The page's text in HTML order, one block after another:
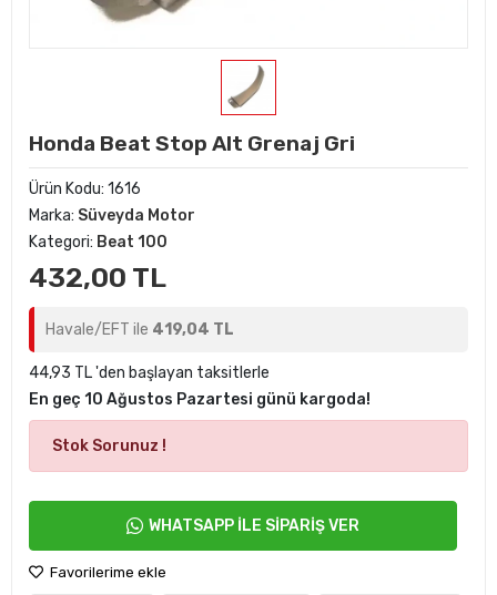
Honda Beat Stop Alt Grenaj Gri
Ürün Kodu: 1616
Marka: Süveyda Motor
Kategori: Beat 100
432,00 TL
Havale/EFT ile 419,04 TL
44,93 TL 'den başlayan taksitlerle
En geç 10 Ağustos Pazartesi günü kargoda!
Stok Sorunuz !
WHATSAPP İLE SİPARİŞ VER
Favorilerime ekle